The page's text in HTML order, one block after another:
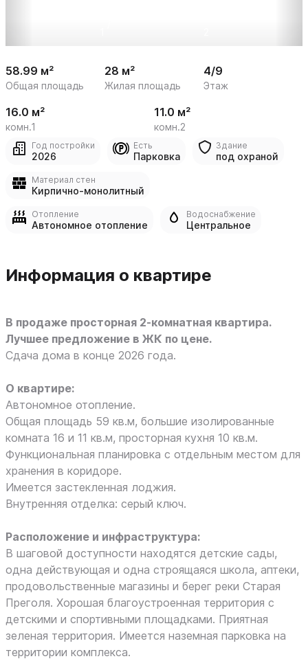
58.99 м²
Общая площадь
28 м²
Жилая площадь
4/9
Этаж
16.0 м²
комн.1
11.0 м²
комн.2
Год постройки
2026
Есть
Парковка
Здание
под охраной
Материал стен
Кирпично-монолитный
Отопление
Автономное отопление
Водоснабжение
Центральное
Информация о квартире
В продаже просторная 2-комнатная квартира.
Лучшее предложение в ЖК по цене.
Сдача дома в конце 2026 года.
О квартире:
Автономное отопление.
Общая площадь 59 кв.м, большие изолированные
комната 16 и 11 кв.м, просторная кухня 10 кв.м.
Функциональная планировка с отдельным местом для
хранения в коридоре.
Имеется застекленная лоджия.
Внутренняя отделка: серый ключ.
Расположение и инфраструктура:
В шаговой доступности находятся детские сады,
одна действующая и одна строящаяся школа, аптеки,
продовольственные магазины и берег реки Старая
Преголя. Хорошая благоустроенная территория с
детскими и спортивными площадками. Приятная
зеленая территория. Имеется наземная парковка на
территории комплекса.